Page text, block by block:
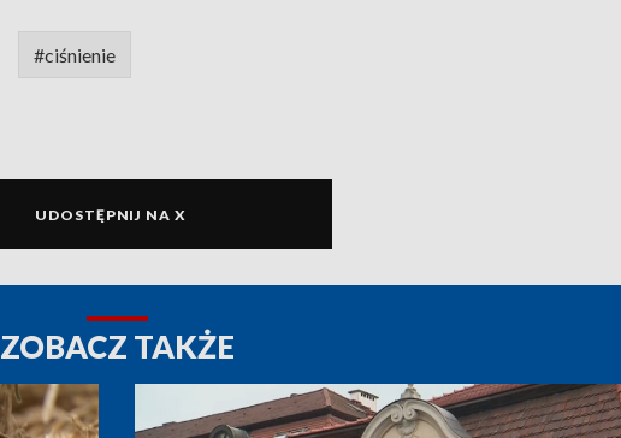
#ciśnienie
UDOSTĘPNIJ NA X
ZOBACZ TAKŻE